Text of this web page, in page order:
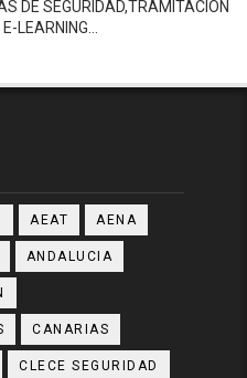
DE SEGURIDAD,TRAMITACIÓN
LEARNING…
AEAT AENA
ANDALUCIA
CANARIAS
CLECE SEGURIDAD